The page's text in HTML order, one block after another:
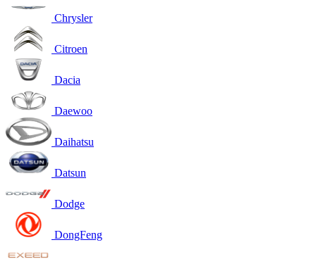
Chrysler
Citroen
Dacia
Daewoo
Daihatsu
Datsun
Dodge
DongFeng